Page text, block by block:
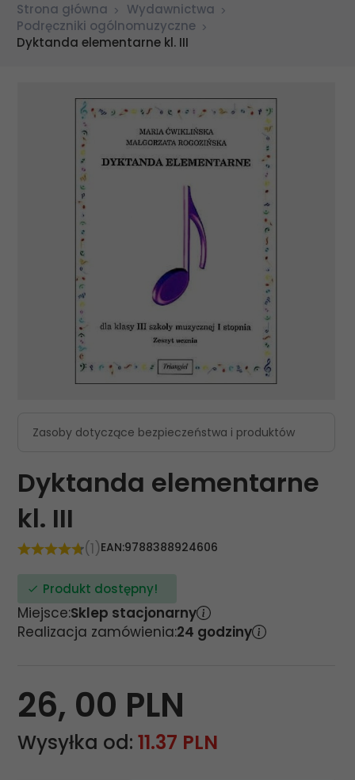
Strona główna
Wydawnictwa
Podręczniki ogólnomuzyczne
Dyktanda elementarne kl. III
Zasoby dotyczące bezpieczeństwa i produktów
Dyktanda elementarne
kl. III
(1)EAN:9788388924606
Produkt dostępny!
Miejsce:Sklep stacjonarny
Realizacja zamówienia:24 godziny
26, 00 PLN
Wysyłka od: 11.37 PLN